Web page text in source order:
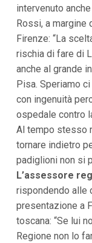
p
a
i
V
i
a
M
e
n
ù
P
i
n
c
i
p
a
e
intervenuto
Rossi, a margine
Firenze: “La
rischia di fare di
anche al grande
Pisa. Speriamo
con ingenuità
ospedale contro
Al tempo stesso
tornare indietro
padiglioni non si
L’assessore
rispondendo alle
presentazione a
toscana: “Se lui
Regione non lo